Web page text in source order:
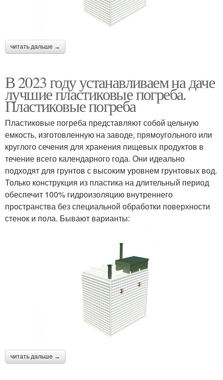
читать дальше →
В 2023 году устанавливаем на даче
лучшие пластиковые погреба.
Пластиковые погреба
Пластиковые погреба представляют собой цельную
емкость, изготовленную на заводе, прямоугольного или
круглого сечения для хранения пищевых продуктов в
течение всего календарного года. Они идеально
подходят для грунтов с высоким уровнем грунтовых вод.
Только конструкция из пластика на длительный период
обеспечит 100% гидроизоляцию внутреннего
пространства без специальной обработки поверхности
стенок и пола. Бывают варианты:
читать дальше →